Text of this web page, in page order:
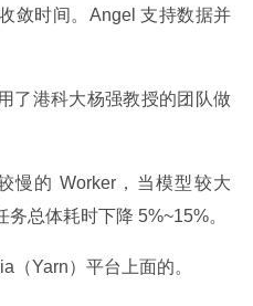
敛时间。Angel 支持数据并
了港科大杨强教授的团队做
慢的 Worker，当模型较大
总体耗时下降 5%~15%。
（Yarn）平台上面的。